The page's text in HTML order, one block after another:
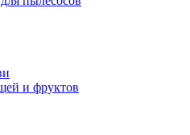
и фруктов